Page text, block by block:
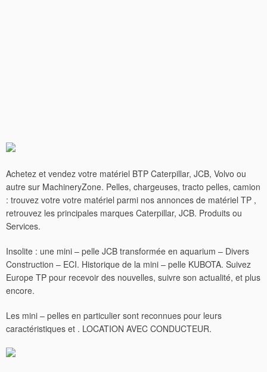
Achetez et vendez votre matériel BTP Caterpillar, JCB, Volvo ou
autre sur MachineryZone. Pelles, chargeuses, tracto pelles, camion
: trouvez votre votre matériel parmi nos annonces de matériel TP ,
retrouvez les principales marques Caterpillar, JCB. Produits ou
Services.
Insolite : une mini – pelle JCB transformée en aquarium – Divers
Construction – ECI. Historique de la mini – pelle KUBOTA. Suivez
Europe TP pour recevoir des nouvelles, suivre son actualité, et plus
encore.
Les mini – pelles en particulier sont reconnues pour leurs
caractéristiques et . LOCATION AVEC CONDUCTEUR.